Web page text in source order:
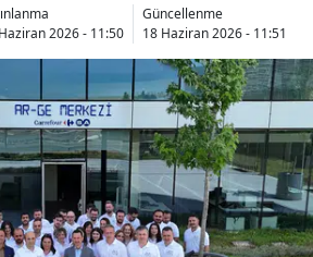
2026 - 11:50
Güncellenme
18 Haziran 2026 - 11:51